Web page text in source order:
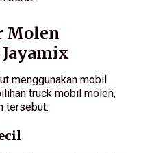
Molen
menggunakan mobil
truck mobil molen,
tersebut.